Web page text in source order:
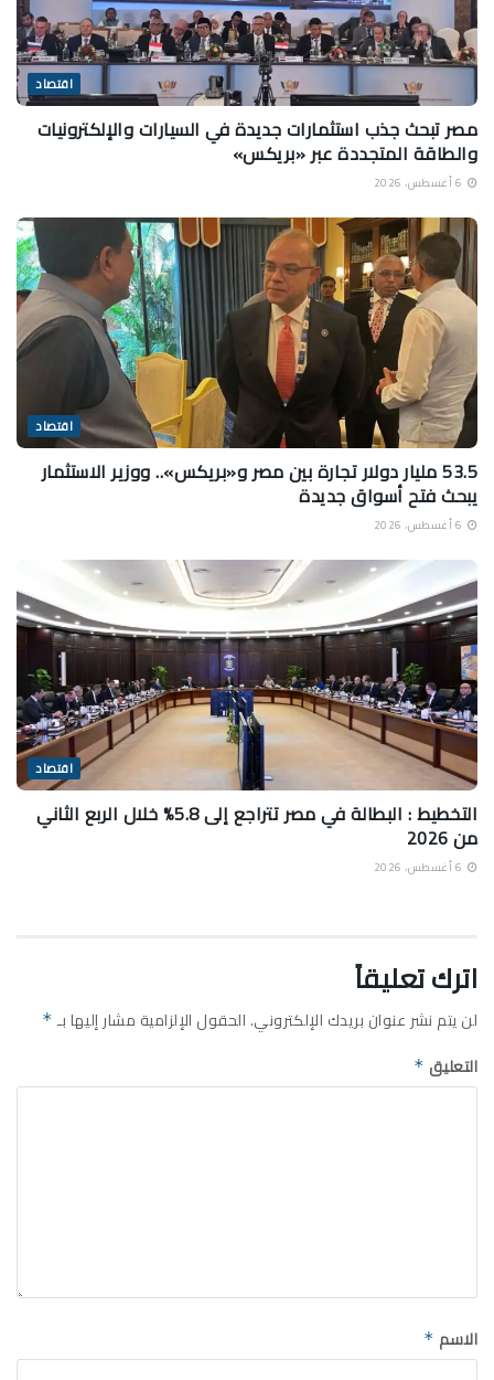
اقتصاد
مصر تبحث جذب استثمارات جديدة في السيارات والإلكترونيات
والطاقة المتجددة عبر «بريكس»
اقتصاد
53.5 مليار دولار تجارة بين مصر و«بريكس».. ووزير الاستثمار
يبحث فتح أسواق جديدة
اقتصاد
التخطيط : البطالة في مصر تتراجع إلى 5.8% خلال الربع الثاني
من 2026
اترك تعليقاً
لن يتم نشر عنوان بريدك الإلكتروني.الحقول الإلزامية مشار إليها بـ *
التعليق *
الاسم *